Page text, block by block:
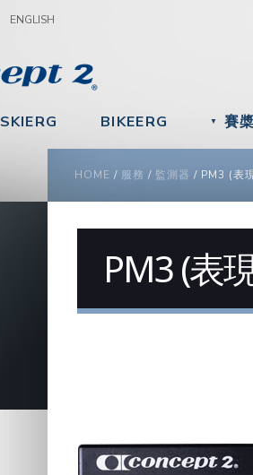
ENGLISH
SKIERG BIKEERG ▼ 賽
YOU ARE HERE
HOME / 服務 / 監測器 / PM3 (表
PM3 (表